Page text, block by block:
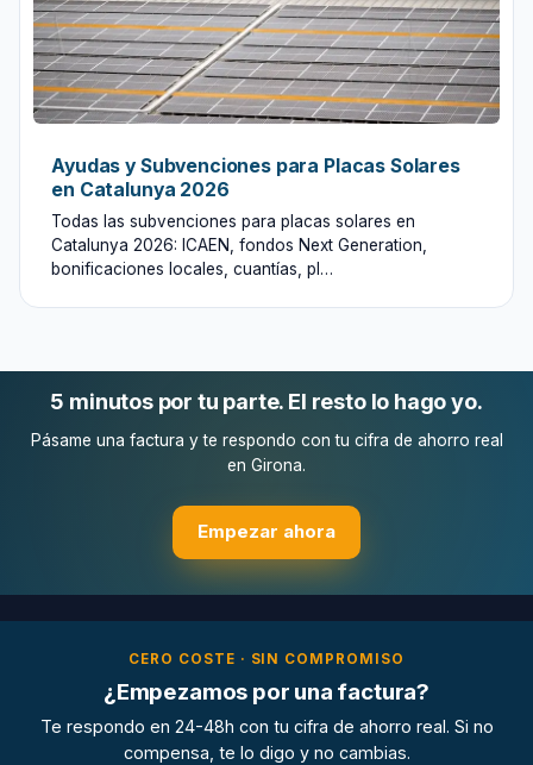
Ayudas y Subvenciones para Placas Solares
en Catalunya 2026
Todas las subvenciones para placas solares en
Catalunya 2026: ICAEN, fondos Next Generation,
bonificaciones locales, cuantías, pl…
5 minutos por tu parte. El resto lo hago yo.
Pásame una factura y te respondo con tu cifra de ahorro real
en Girona.
Empezar ahora
CERO COSTE · SIN COMPROMISO
¿Empezamos por una factura?
Te respondo en 24-48h con tu cifra de ahorro real. Si no
compensa, te lo digo y no cambias.